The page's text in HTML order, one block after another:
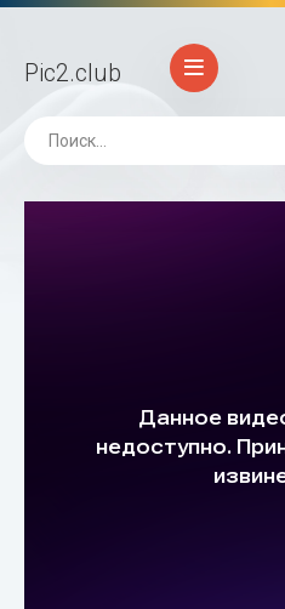
Pic2.club